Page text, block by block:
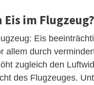
im Flugzeug?
Eis
allem durch
zugleich den
des Flugzeuges.